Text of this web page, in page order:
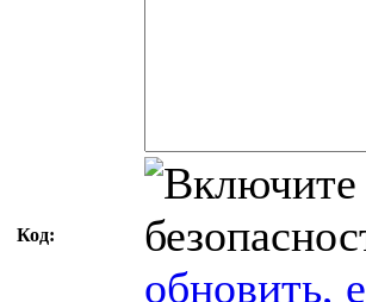
Код:
обновить,